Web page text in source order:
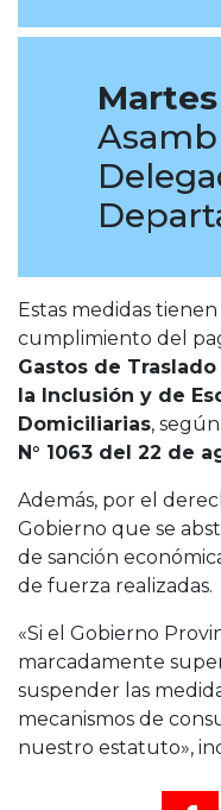
Martes
Estas medidas
cumplimiento del
Gastos de
la Inclusión y de
Domiciliarias,
N° 1063 del 22 de
Además, por el
Gobierno que se
de sanción
de fuerza realizadas.
«Si el Gobierno
marcadamente
suspender las
mecanismos de
nuestro estatuto»,